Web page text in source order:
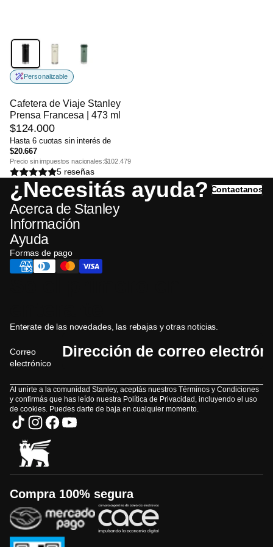
Personalizable
Cafetera de Viaje Stanley
Prensa Francesa | 473 ml
$124.000
Hasta 6 cuotas sin interés de
$20.667
Precio sin impuestos nacionales:$102.479
5 reseñas
Enterate de las novedades, las rebajas y otras noticias.
Correo
electrónico
Al unirte a la comunidad Stanley, aceptás nuestros Términos y Condiciones
y confirmás que has leído nuestra Política de Privacidad, incluyendo el uso
de cookies. Puedes darte de baja en cualquier momento.
¿Necesitás ayuda? Contactanos
Acerca de Stanley
Información
Ayuda
Formas de pago
Compra 100% segura